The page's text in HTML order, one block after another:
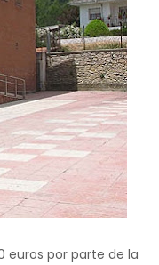
euros por parte de la